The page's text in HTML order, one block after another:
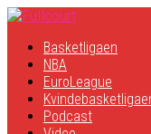
Basketligaen
NBA
EuroLeague
Podcast